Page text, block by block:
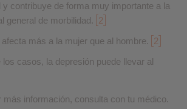
y contribuye de forma muy importante a la
general de morbilidad. 2
más a la mujer que al hombre. 2
los casos, la depresión puede llevar al
más información, consulta con tu médico.